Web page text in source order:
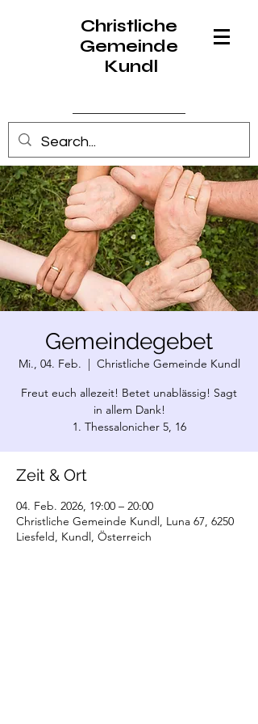
Christliche
Gemeinde
Kundl
Anmelden
Gemeindegebet
Mi., 04. Feb.
  |
Christliche Gemeinde Kundl
Freut euch allezeit! Betet unablässig! Sagt
in allem Dank!
1. Thessalonicher 5, 16
Zeit & Ort
04. Feb. 2026, 19:00 – 20:00
Christliche Gemeinde Kundl, Luna 67, 6250
Liesfeld, Kundl, Österreich